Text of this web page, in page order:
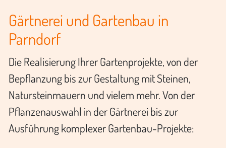
Gärtnerei und Gartenbau in
Parndorf
Die Realisierung Ihrer Gartenprojekte, von der
Bepflanzung bis zur Gestaltung mit Steinen,
Natursteinmauern und vielem mehr. Von der
Pflanzenauswahl in der Gärtnerei bis zur
Ausführung komplexer Gartenbau-Projekte: